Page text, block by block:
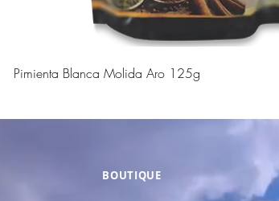
Pimienta Blanca Molida Aro 125g
BOUTIQUE